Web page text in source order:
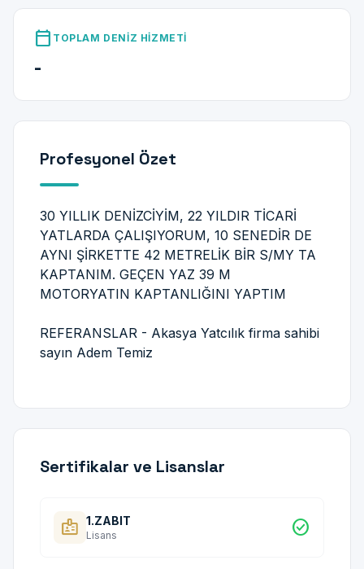
calendar_today TOPLAM DENIZ HIZMETI
-
Profesyonel Özet
30 YILLIK DENİZCİYİM, 22 YILDIR TİCARİ
YATLARDA ÇALIŞIYORUM, 10 SENEDİR DE
AYNI ŞİRKETTE 42 METRELİK BİR S/MY TA
KAPTANIM. GEÇEN YAZ 39 M
MOTORYATIN KAPTANLIĞINI YAPTIM
REFERANSLAR - Akasya Yatcılık firma sahibi
sayın Adem Temiz
Sertifikalar ve Lisanslar
badge 1.ZABIT
Lisans check_circle